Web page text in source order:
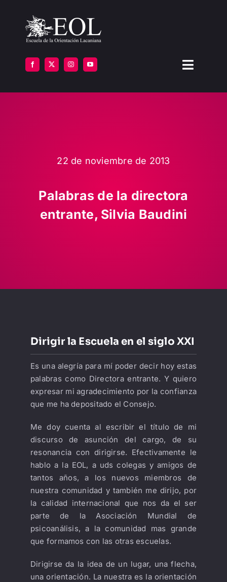
contenido
Toggle
ATENCIÓN
22 de noviembre de 2013
Palabras de la directora
entrante, Silvia Baudini
Dirigir la Escuela en el siglo XXI
Es una alegría para mí poder decir hoy estas
palabras como Directora entrante. Y quiero
expresar mi agradecimiento por la confianza
que me ha depositado el Consejo.
Me doy cuenta al escribir el título de mi
discurso de asunción del cargo, de su
resonancia con dirigirse. Efectivamente le
hablo a la EOL, a uds colegas y amigos de
tantos años, a los nuevos miembros de
nuestra comunidad y también me dirijo, por
la calidad internacional que nos da el ser
parte de la Asociación Mundial de
psicoanálisis, a la comunidad mas grande
que formamos con las otras escuelas.
Dirigirse da la idea de un lugar, una flecha,
una orientación. La nuestra es la orientación